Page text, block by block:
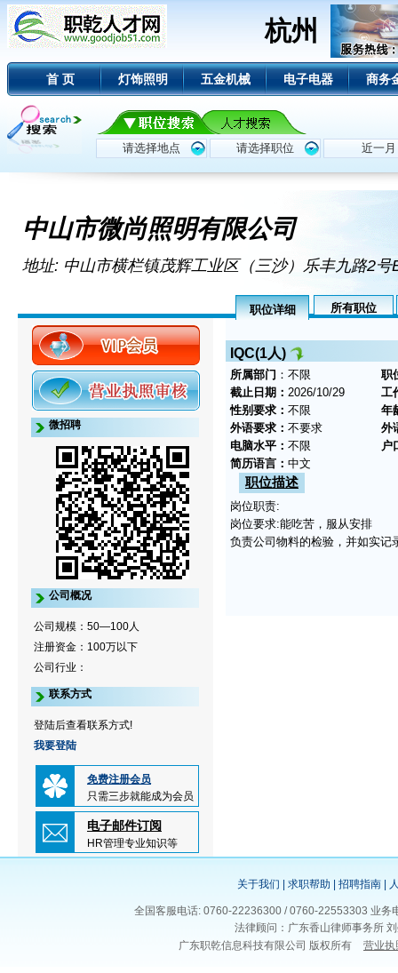
杭州
首 页 灯饰照明 五金机械 电子电器 商务
中山市微尚照明有限公司
地址: 中山市横栏镇茂辉工业区（三沙）乐丰九路2号
职位详细 所有职位
微招聘
公司概况
公司规模：50—100人
注册资金：100万以下
公司行业：
联系方式
登陆后查看联系方式!
我要登陆
免费注册会员
只需三步就能成为会员
电子邮件订阅
HR管理专业知识等
IQC(1人)
所属部门 ：不限
职
截止日期： 2026/10/29
工
性别要求： 不限
年
外语要求： 不要求
外
电脑水平： 不限
户
简历语言： 中文
职位描述
岗位职责:
岗位要求:能吃苦，服从安排
负责公司物料的检验，并如实记
关于我们 求职帮助 招聘指南
全国客服电话: 0760-22236300 / 0760-22553303 业
法律顾问：广东香山律师事务所
广东职乾信息科技有限公司 版权所有
营业执